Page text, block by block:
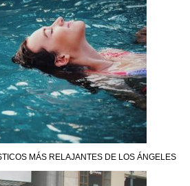
MÁS RELAJANTES DE LOS ÁNGELES